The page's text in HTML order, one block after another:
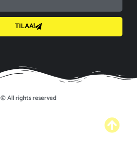
TILAA!
© All rights reserved